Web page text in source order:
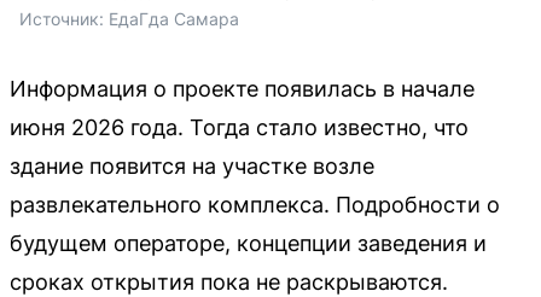
Источник: ЕдаГда Самара
Информация о проекте появилась в начале
июня 2026 года. Тогда стало известно, что
здание появится на участке возле
развлекательного комплекса. Подробности о
будущем операторе, концепции заведения и
сроках открытия пока не раскрываются.